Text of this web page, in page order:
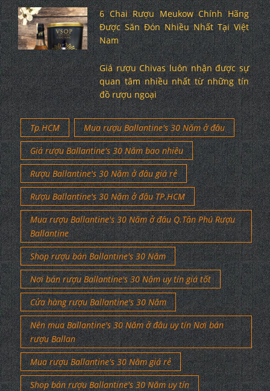
6 Chai Rượu Meukow Chính Hãng
Được Săn Đón Nhiều Nhất Tại Việt
Nam
Giá rượu Chivas luôn nhận được sự
quan tâm nhiều nhất từ những tín
đồ rượu ngoại
Tp.HCM
Mua rượu Ballantine's 30 Năm ở đâu
Giá rượu Ballantine's 30 Năm bao nhiêu
Rượu Ballantine's 30 Năm ở đâu giá rẻ
Rượu Ballantine's 30 Năm ở đâu TP.HCM
Mua rượu Ballantine's 30 Năm ở đâu Q.Tân Phú Rượu
Ballantine
Shop rượu bán Ballantine's 30 Năm
Nơi bán rượu Ballantine's 30 Năm uy tín giá tốt
Cửa hàng rượu Ballantine's 30 Năm
Nên mua Ballantine's 30 Năm ở đâu uy tín Nơi bán
rượu Ballan
Mua rượu Ballantine's 30 Năm giá rẻ
Shop bán rượu Ballantine's 30 Năm uy tín